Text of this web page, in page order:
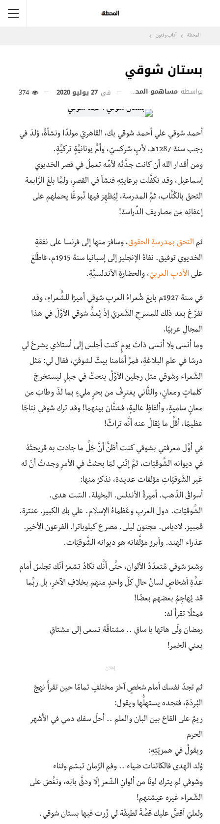
المحطة آداب وفنون
بستان شوقي
بواسطة مساهمو المحطة في 27 يوليو 2020 374
أحمد شوقي علي أحمد شوقي بك، القاهريّ مولدًا ونشأةً، وُلِدَ في
رجب سنة 1287هـ، لأبٍ شركسيّ، وأمٍّ يونانيَّةٍ تركيَّةٍ.
ومن أقدار الله أن كانت جدَّتُه لأمِّه تعملُ في قصر الخديوي
إسماعيل، وقد تكفَّلت برعايتِهِ فنشأ في القصرِ، ولمَّا بلغَ الرَّابعة
التحقَ بالكُتَّاب، ثمَّ المدرسة، لِيُظهِرَ فيها نُبوغًا يحملهم على
إعفائِه من مصاريف الدِّراسة!
ثم التحق بمدرسةِ الحقوق، وسافرَ منها إلى فرنسا على نفقةِ
الخديوي توفيق. نفاهُ الإنجليز إلى إسبانيا سنة 1915م، فاطّلعَ
على الأدبِ العربيّ، والحضارةِ الأندلسيَّةِ.
في سنة 1927م بايعَ شُعراءُ العربِ شوقي أميرًا للشُّعراءِ، وقد
تفرَّغ بعد ذلك للمسرحِ الشّعريّ إذْ يُعدُّ شوقي الأوَّلَ في هذا
المجالِ عربيًا.
وما أنسى ولا أنسى ذاتَ يومٍ كنت أجلس إلى أستاذي يشرحُ لي
درسًا في علم البلاغةِ، فمرَّ أمَامنا بيتٌ لشوقيّ، فقال لي: مَثل
الشّعراء وشوقي مثل رجلين الأوَّلُ ينحتُ في جبلٍ ليستخرجَ
كلماتٍ ومعانٍ، والثَّاني يغترِفُ من بحرٍ مليءٍ بما لذّ وطابَ من
معانٍ ساميةٍ، وألفاظٍ عاليةٍ، فشتَّان بينهما! وقد ترك شوقي نِتاجًا
عظيمًا، أقلَّ ما يُقالُ عنه أنَّه تراثٌ!
في أوَّل معرفتي بشوقي كنت أظنُّ أنَّ جُلَّ ما جادت به قريحتُهُ
في ديوانه الشَّوقيّات، ثمَّ إنّني لمّا بحثتُ في الأمرِ وجدتُ أنّ له
غير الشّوقيّاتِ مؤلفات عديدة، نذكرُ منها:
أسواقُ الذّهب. أميرةُ الأندلس. البخيلة. السّت هدى.
الشَّوقيّات. دول العربِ وعُظماءُ الإسلام. علي بك الكبير. عنترة.
قمبيز. لادياس. مجنون ليلى. مصرع كيلوباترا. الفرعون الأخير.
عذراء الهند. وأبرز مؤلَّفاته هو ديوانه الشَّوقيّات.
وشعرُ شوقي مُتعدّدُ الألوان، حتَّى أنَّك تكادُ تشعرُ أنّك تجلسُ أمام
عدَّةِ أشخاصٍ لسانُ حالِ كلّ واحدٍ منهم بخلافِ الآخرِ، بل ربَّما
قد يُهاجِمُ بعضهم بعضًا!
فمثلًا تقرأ له:
رمضان ولّى هاتها يا ساقِ .. مشتاقًة تسعى إلى مشتاقِ
يعني الخمر!
إعلان
ثم تجدُ نفسك أمام شخصٍ آخرَ مختلفٍ تمامًا حين تقرأُ نهجَ
البُردَةِ، فتجده يستهلُّها ويقول:
ريمٌ على القاع بين البان والعلم .. أحلّ سفك دمي في الأَشهر
الحرم
ويقولُ في همزيّتِهِ:
وُلد الهدى فالكائنات ضياء .. وفم الزّمان تبسّم وثناء
وشوقي لم يترك لونًا من ألوانِ الشّعر إلّا ودقَّ بابَه، ونغَّصَ على
الشّعراء غيره عيشتهم!
ولعليّ أقصُّ عليك قصَّةً لطيفًة لي زُرت فيها بستان شوقي.